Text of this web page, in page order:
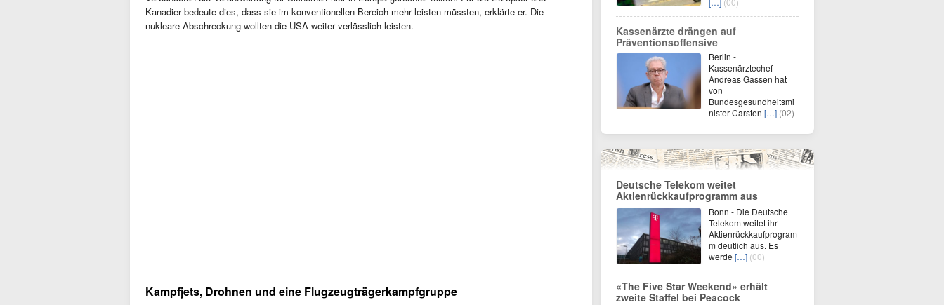
Kanadier bedeute dies, dass sie im konventionellen Bereich mehr leisten müssten, erklärte er. Die
nukleare Abschreckung wollten die USA weiter verlässlich leisten.
Kampfjets, Drohnen und eine Flugzeugträgerkampfgruppe
Kassenärzte drängen auf
Präventionsoffensive
Berlin -
Kassenärztechef
Andreas Gassen hat
von
Bundesgesundheitsmi
nister Carsten […] (02)
Deutsche Telekom weitet
Aktienrückkaufprogramm aus
Bonn - Die Deutsche
Telekom weitet ihr
Aktienrückkaufprogram
m deutlich aus. Es
werde […] (00)
«The Five Star Weekend» erhält
zweite Staffel bei Peacock